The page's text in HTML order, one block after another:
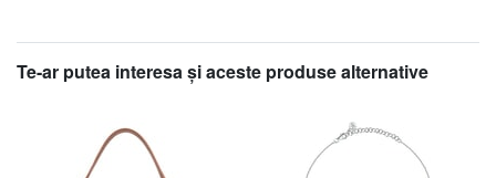
Te-ar putea interesa şi aceste produse alternative